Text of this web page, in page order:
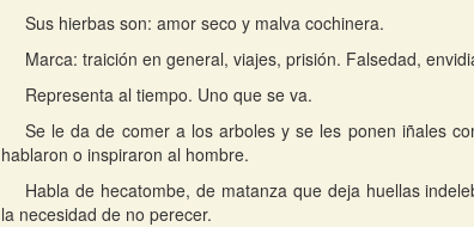
Sus hierbas son: amor seco y malva cochinera.
Marca: traición en general, viajes, prisión. Falsedad,
Representa al tiempo. Uno que se va.
Se le da de comer a los arboles y se les ponen iñales
hablaron o inspiraron al hombre.
Habla de hecatombe, de matanza que deja huellas
la necesidad de no perecer.